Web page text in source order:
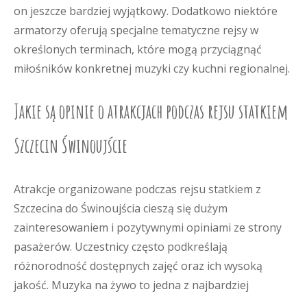
on jeszcze bardziej wyjątkowy. Dodatkowo niektóre
armatorzy oferują specjalne tematyczne rejsy w
określonych terminach, które mogą przyciągnąć
miłośników konkretnej muzyki czy kuchni regionalnej.
Jakie są opinie o atrakcjach podczas rejsu statkiem
Szczecin Świnoujście
Atrakcje organizowane podczas rejsu statkiem z
Szczecina do Świnoujścia cieszą się dużym
zainteresowaniem i pozytywnymi opiniami ze strony
pasażerów. Uczestnicy często podkreślają
różnorodność dostępnych zajęć oraz ich wysoką
jakość. Muzyka na żywo to jedna z najbardziej